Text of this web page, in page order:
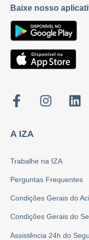
Baixe nosso
A IZA
Trabalhe na IZA
Perguntas Frequentes
Condições Gerais do
Condições Gerais do
Assistência 24h do